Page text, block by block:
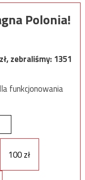
Polonia!
zł, zebraliśmy:1351
funkcjonowania
100 zł